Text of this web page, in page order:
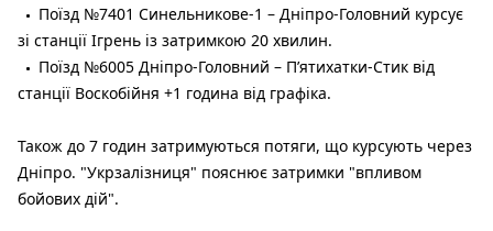
Поїзд №7401 Синельникове-1 – Дніпро-Головний курсує
зі станції Ігрень із затримкою 20 хвилин.
Поїзд №6005 Дніпро-Головний – Пʼятихатки-Стик від
станції Воскобійня +1 година від графіка.
Також до 7 годин затримуються потяги, що курсують через
Дніпро. "Укрзалізниця" пояснює затримки "впливом
бойових дій".